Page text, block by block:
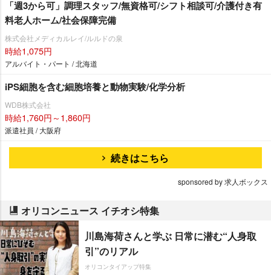
「週3から可」調理スタッフ/無資格可/シフト相談可/介護付き有
料老人ホーム/社会保障完備
株式会社メディカルレイ/ルルドの泉
時給1,075円
アルバイト・パート / 北海道
iPS細胞を含む細胞培養と動物実験/化学分析
WDB株式会社
時給1,760円～1,860円
派遣社員 / 大阪府
続きはこちら
sponsored by 求人ボックス
オリコンニュース イチオシ特集
川島海荷さんと学ぶ 日常に潜む“人身取
引”のリアル
オリコンタイアップ特集